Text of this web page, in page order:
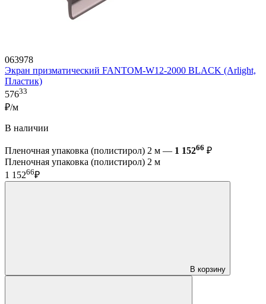
063978
Экран призматический FANTOM-W12-2000 BLACK (Arlight,
Пластик)
57633
₽/м
В наличии
Пленочная упаковка (полистирол) 2 м — 1 15266 ₽
Пленочная упаковка (полистирол) 2 м
1 15266₽
В корзину